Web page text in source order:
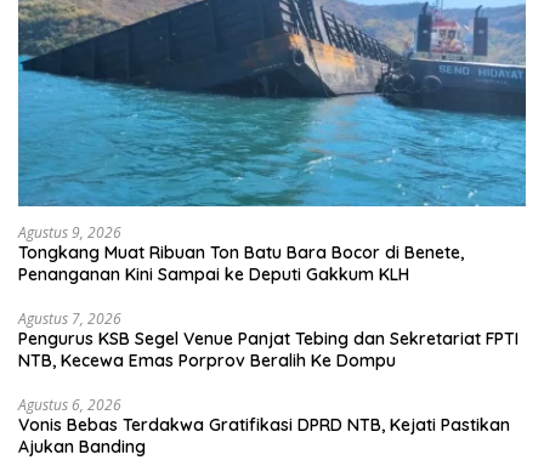
Agustus 9, 2026
Tongkang Muat Ribuan Ton Batu Bara Bocor di Benete,
Penanganan Kini Sampai ke Deputi Gakkum KLH
Agustus 7, 2026
Pengurus KSB Segel Venue Panjat Tebing dan Sekretariat FPTI
NTB, Kecewa Emas Porprov Beralih Ke Dompu
Agustus 6, 2026
Vonis Bebas Terdakwa Gratifikasi DPRD NTB, Kejati Pastikan
Ajukan Banding